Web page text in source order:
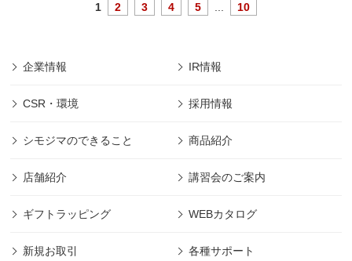
1 2 3 4 5 10
企業情報 IR情報
CSR・環境 採用情報
シモジマのできること 商品紹介
店舗紹介 講習会のご案内
ギフトラッピング WEBカタログ
新規お取引 各種サポート